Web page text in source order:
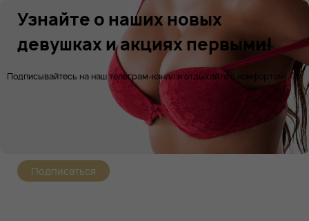
Узнайте о наших новых
девушках и акциях первыми!
Подписывайтесь на наш телеграм-канал и отдыхайте с комфортом!
Подписаться